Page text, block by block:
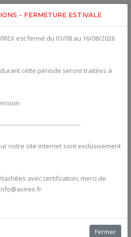
Alternators
- FERMETURE ESTIVALE
est fermé du 01/08 au 16/08/2026
cette période seront traitées à
notre site internet sont exclusivement
avec certification, merci de
Fermer